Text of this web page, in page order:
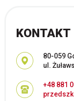
KONTAKT
Adres
80-059
ul.
+48 881